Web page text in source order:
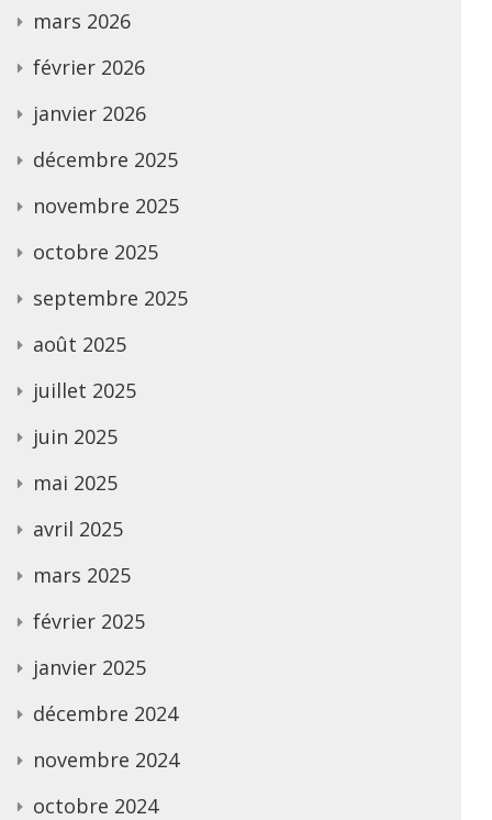
mars 2026
février 2026
janvier 2026
décembre 2025
novembre 2025
octobre 2025
septembre 2025
août 2025
juillet 2025
juin 2025
mai 2025
avril 2025
mars 2025
février 2025
janvier 2025
décembre 2024
novembre 2024
octobre 2024